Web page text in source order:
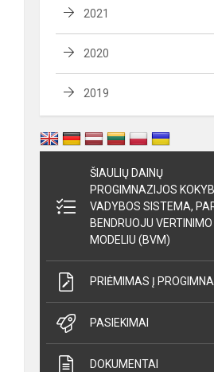
2021
2020
2019
ŠIAULIŲ DAINŲ
PROGIMNAZIJOS
VADYBOS SISTEMA,
BENDRUOJU VERTINIMO
MODELIU (BVM)
PRIĖMIMAS Į
PASIEKIMAI
DOKUMENTAI